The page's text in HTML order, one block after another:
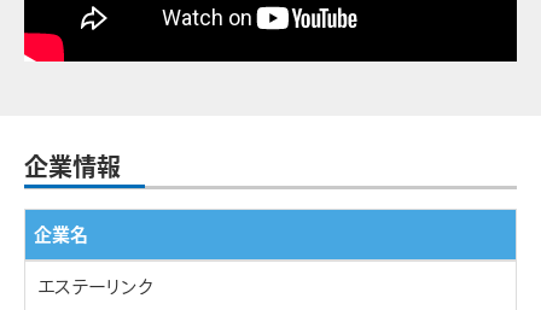
企業情報
企業名
エステーリンク